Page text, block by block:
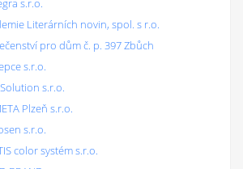
s.r.o.
Literárních novin, spol. s r.o.
pro dům č. p. 397 Zbůch
s.r.o.
Solution s.r.o.
Plzeň s.r.o.
s.r.o.
color systém s.r.o.